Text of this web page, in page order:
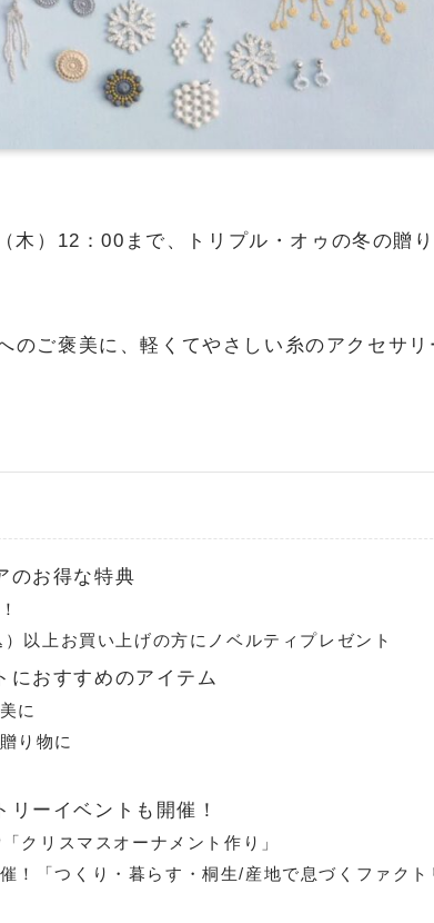
木）12：00まで、トリプル・オゥの冬の贈
のご褒美に、軽くてやさしい糸のアクセサリ
のお得な特典
）以上お買い上げの方にノベルティプレゼント
におすすめのアイテム
に
り物に
リーイベントも開催！
クリスマスオーナメント作り」
！「つくり・暮らす・桐生/産地で息づくファク